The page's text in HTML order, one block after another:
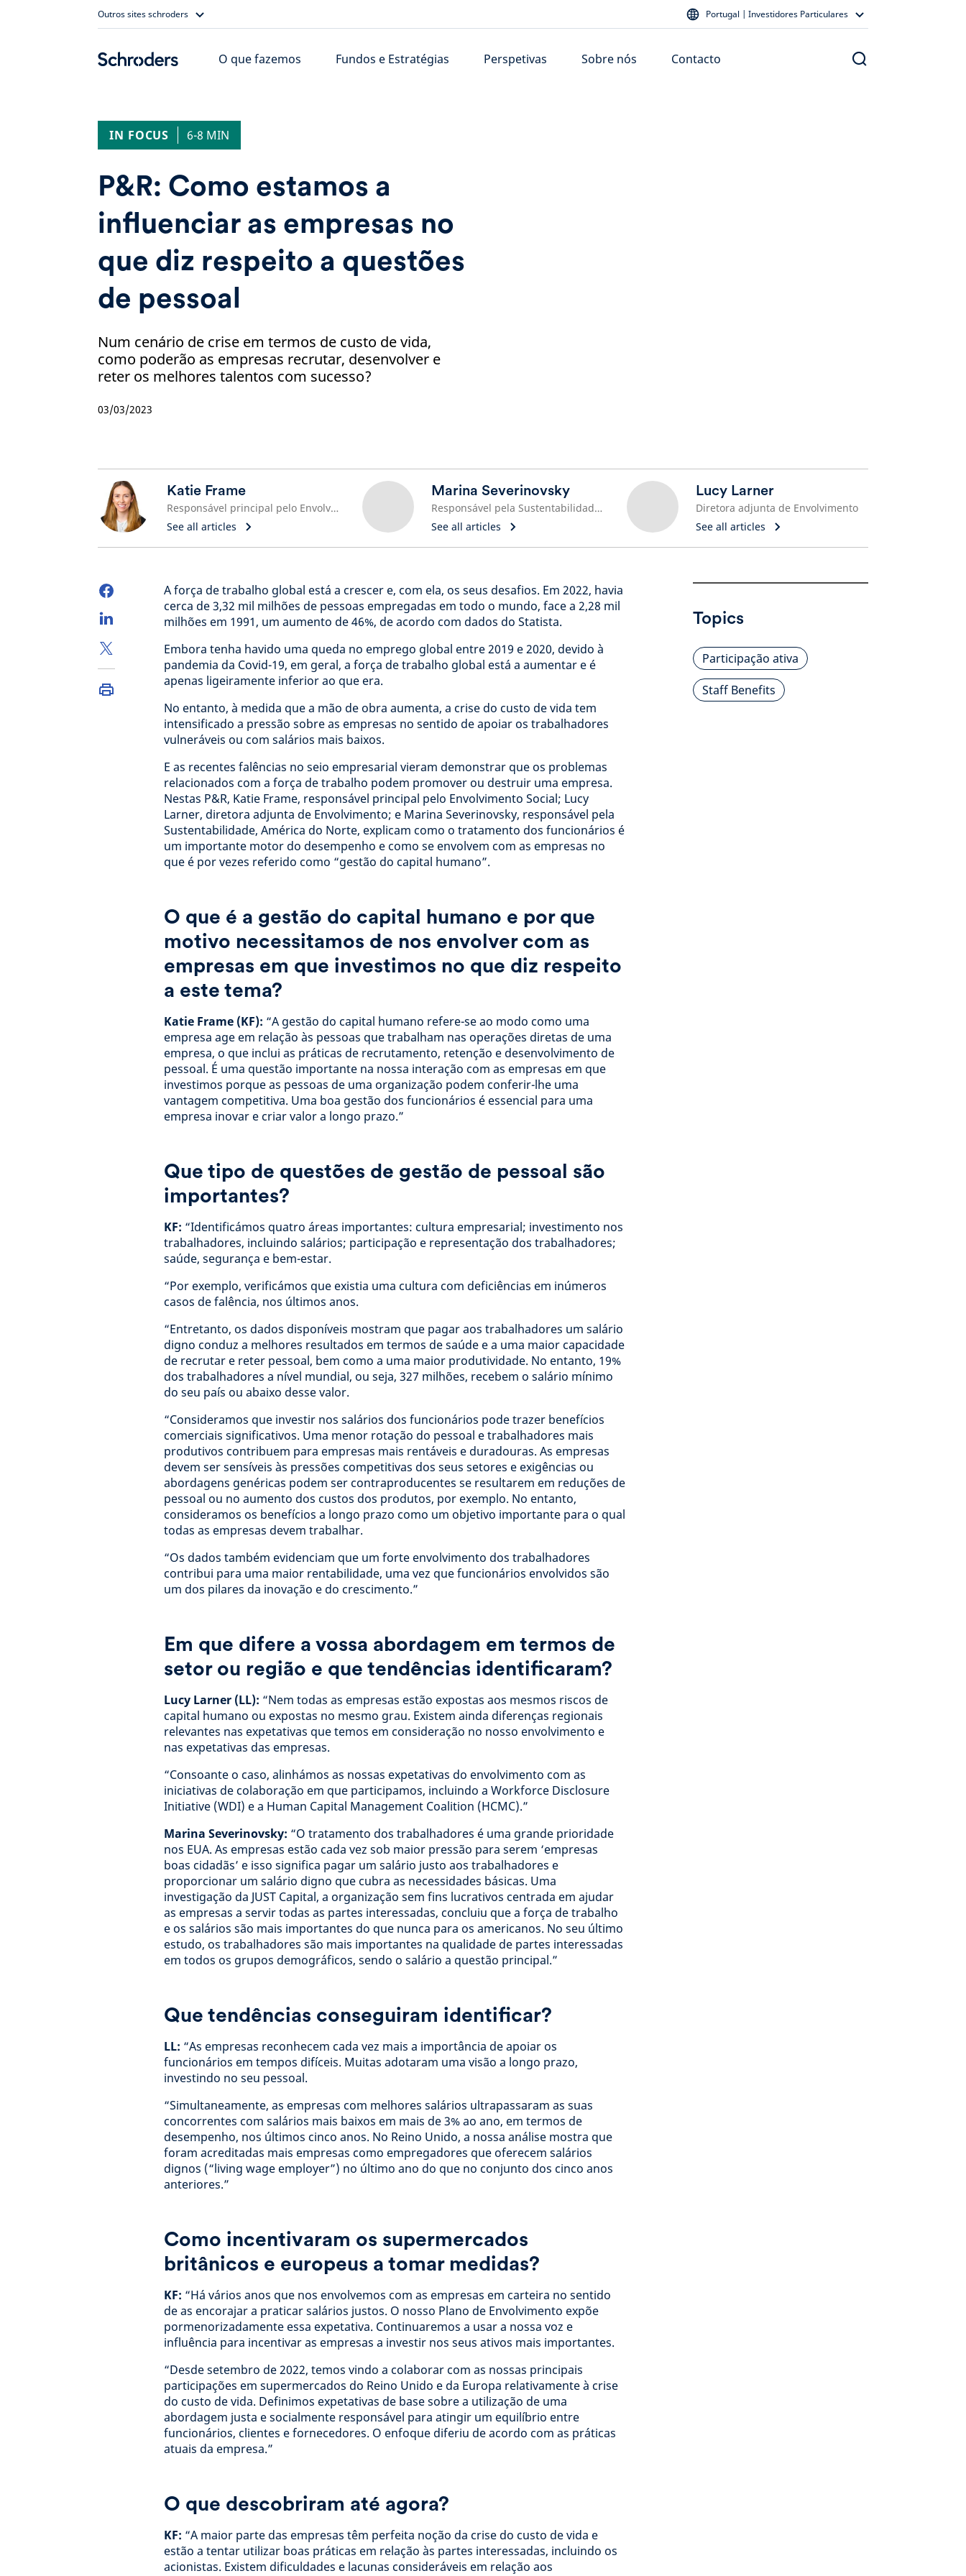
Outros sites schroders Portugal | Investidores Particulares
O que fazemos Fundos e Estratégias Perspetivas Sobre nós Contacto
IN FOCUS 6-8 MIN
P&R: Como estamos a
influenciar as empresas no
que diz respeito a questões
de pessoal
Num cenário de crise em termos de custo de vida,
como poderão as empresas recrutar, desenvolver e
reter os melhores talentos com sucesso?
03/03/2023
Katie Frame
Responsável principal pelo Envolvimento Social
See all articles
Marina Severinovsky
Responsável pela Sustentabilidade, América do Norte
See all articles
Lucy Larner
Diretora adjunta de Envolvimento
See all articles
A força de trabalho global está a crescer e, com ela, os seus desafios. Em 2022, havia
cerca de 3,32 mil milhões de pessoas empregadas em todo o mundo, face a 2,28 mil
milhões em 1991, um aumento de 46%, de acordo com dados do Statista.
Embora tenha havido uma queda no emprego global entre 2019 e 2020, devido à
pandemia da Covid-19, em geral, a força de trabalho global está a aumentar e é
apenas ligeiramente inferior ao que era.
No entanto, à medida que a mão de obra aumenta, a crise do custo de vida tem
intensificado a pressão sobre as empresas no sentido de apoiar os trabalhadores
vulneráveis ou com salários mais baixos.
E as recentes falências no seio empresarial vieram demonstrar que os problemas
relacionados com a força de trabalho podem promover ou destruir uma empresa.
Nestas P&R, Katie Frame, responsável principal pelo Envolvimento Social; Lucy
Larner, diretora adjunta de Envolvimento; e Marina Severinovsky, responsável pela
Sustentabilidade, América do Norte, explicam como o tratamento dos funcionários é
um importante motor do desempenho e como se envolvem com as empresas no
que é por vezes referido como “gestão do capital humano”.
O que é a gestão do capital humano e por que
motivo necessitamos de nos envolver com as
empresas em que investimos no que diz respeito
a este tema?
Katie Frame (KF): “A gestão do capital humano refere-se ao modo como uma
empresa age em relação às pessoas que trabalham nas operações diretas de uma
empresa, o que inclui as práticas de recrutamento, retenção e desenvolvimento de
pessoal. É uma questão importante na nossa interação com as empresas em que
investimos porque as pessoas de uma organização podem conferir-lhe uma
vantagem competitiva. Uma boa gestão dos funcionários é essencial para uma
empresa inovar e criar valor a longo prazo.”
Que tipo de questões de gestão de pessoal são
importantes?
KF: “Identificámos quatro áreas importantes: cultura empresarial; investimento nos
trabalhadores, incluindo salários; participação e representação dos trabalhadores;
saúde, segurança e bem-estar.
“Por exemplo, verificámos que existia uma cultura com deficiências em inúmeros
casos de falência, nos últimos anos.
“Entretanto, os dados disponíveis mostram que pagar aos trabalhadores um salário
digno conduz a melhores resultados em termos de saúde e a uma maior capacidade
de recrutar e reter pessoal, bem como a uma maior produtividade. No entanto, 19%
dos trabalhadores a nível mundial, ou seja, 327 milhões, recebem o salário mínimo
do seu país ou abaixo desse valor.
“Consideramos que investir nos salários dos funcionários pode trazer benefícios
comerciais significativos. Uma menor rotação do pessoal e trabalhadores mais
produtivos contribuem para empresas mais rentáveis e duradouras. As empresas
devem ser sensíveis às pressões competitivas dos seus setores e exigências ou
abordagens genéricas podem ser contraproducentes se resultarem em reduções de
pessoal ou no aumento dos custos dos produtos, por exemplo. No entanto,
consideramos os benefícios a longo prazo como um objetivo importante para o qual
todas as empresas devem trabalhar.
“Os dados também evidenciam que um forte envolvimento dos trabalhadores
contribui para uma maior rentabilidade, uma vez que funcionários envolvidos são
um dos pilares da inovação e do crescimento.”
Em que difere a vossa abordagem em termos de
setor ou região e que tendências identificaram?
Lucy Larner (LL): “Nem todas as empresas estão expostas aos mesmos riscos de
capital humano ou expostas no mesmo grau. Existem ainda diferenças regionais
relevantes nas expetativas que temos em consideração no nosso envolvimento e
nas expetativas das empresas.
“Consoante o caso, alinhámos as nossas expetativas do envolvimento com as
iniciativas de colaboração em que participamos, incluindo a Workforce Disclosure
Initiative (WDI) e a Human Capital Management Coalition (HCMC).”
Marina Severinovsky: “O tratamento dos trabalhadores é uma grande prioridade
nos EUA. As empresas estão cada vez sob maior pressão para serem ‘empresas
boas cidadãs’ e isso significa pagar um salário justo aos trabalhadores e
proporcionar um salário digno que cubra as necessidades básicas. Uma
investigação da JUST Capital, a organização sem fins lucrativos centrada em ajudar
as empresas a servir todas as partes interessadas, concluiu que a força de trabalho
e os salários são mais importantes do que nunca para os americanos. No seu último
estudo, os trabalhadores são mais importantes na qualidade de partes interessadas
em todos os grupos demográficos, sendo o salário a questão principal.”
Que tendências conseguiram identificar?
LL: “As empresas reconhecem cada vez mais a importância de apoiar os
funcionários em tempos difíceis. Muitas adotaram uma visão a longo prazo,
investindo no seu pessoal.
“Simultaneamente, as empresas com melhores salários ultrapassaram as suas
concorrentes com salários mais baixos em mais de 3% ao ano, em termos de
desempenho, nos últimos cinco anos. No Reino Unido, a nossa análise mostra que
foram acreditadas mais empresas como empregadores que oferecem salários
dignos (“living wage employer”) no último ano do que no conjunto dos cinco anos
anteriores.”
Como incentivaram os supermercados
britânicos e europeus a tomar medidas?
KF: “Há vários anos que nos envolvemos com as empresas em carteira no sentido
de as encorajar a praticar salários justos. O nosso Plano de Envolvimento expõe
pormenorizadamente essa expetativa. Continuaremos a usar a nossa voz e
influência para incentivar as empresas a investir nos seus ativos mais importantes.
“Desde setembro de 2022, temos vindo a colaborar com as nossas principais
participações em supermercados do Reino Unido e da Europa relativamente à crise
do custo de vida. Definimos expetativas de base sobre a utilização de uma
abordagem justa e socialmente responsável para atingir um equilíbrio entre
funcionários, clientes e fornecedores. O enfoque diferiu de acordo com as práticas
atuais da empresa.”
O que descobriram até agora?
KF: “A maior parte das empresas têm perfeita noção da crise do custo de vida e
estão a tentar utilizar boas práticas em relação às partes interessadas, incluindo os
acionistas. Existem dificuldades e lacunas consideráveis em relação aos
Topics
Participação ativa
Staff Benefits